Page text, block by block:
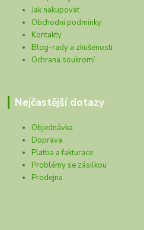
Jak nakupovat
Obchodní podmínky
Kontakty
Blog-rady a zkušenosti
Ochrana soukromí
Nejčastější dotazy
Objednávka
Doprava
Platba a fakturace
Problémy se zásilkou
Prodejna